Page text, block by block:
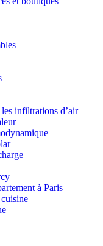
infiltrations d’air
à Paris